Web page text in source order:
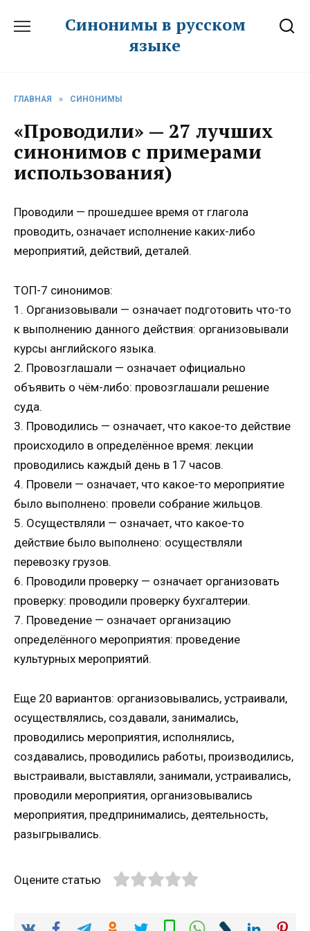
Синонимы в русском
языке
ГЛАВНАЯ » СИНОНИМЫ
«Проводили» — 27 лучших
синонимов с примерами
использования)
Проводили — прошедшее время от глагола
проводить, означает исполнение каких-либо
мероприятий, действий, деталей.
ТОП-7 синонимов:
1. Организовывали — означает подготовить что-то
к выполнению данного действия: организовывали
курсы английского языка.
2. Провозглашали — означает официально
объявить о чём-либо: провозглашали решение
суда.
3. Проводились — означает, что какое-то действие
происходило в определённое время: лекции
проводились каждый день в 17 часов.
4. Провели — означает, что какое-то мероприятие
было выполнено: провели собрание жильцов.
5. Осуществляли — означает, что какое-то
действие было выполнено: осуществляли
перевозку грузов.
6. Проводили проверку — означает организовать
проверку: проводили проверку бухгалтерии.
7. Проведение — означает организацию
определённого мероприятия: проведение
культурных мероприятий.
Еще 20 вариантов: организовывались, устраивали,
осуществлялись, создавали, занимались,
проводились мероприятия, исполнялись,
создавались, проводились работы, производились,
выстраивали, выставляли, занимали, устраивались,
проводили мероприятия, организовывались
мероприятия, предпринимались, деятельность,
разыгрывались.
Оцените статью